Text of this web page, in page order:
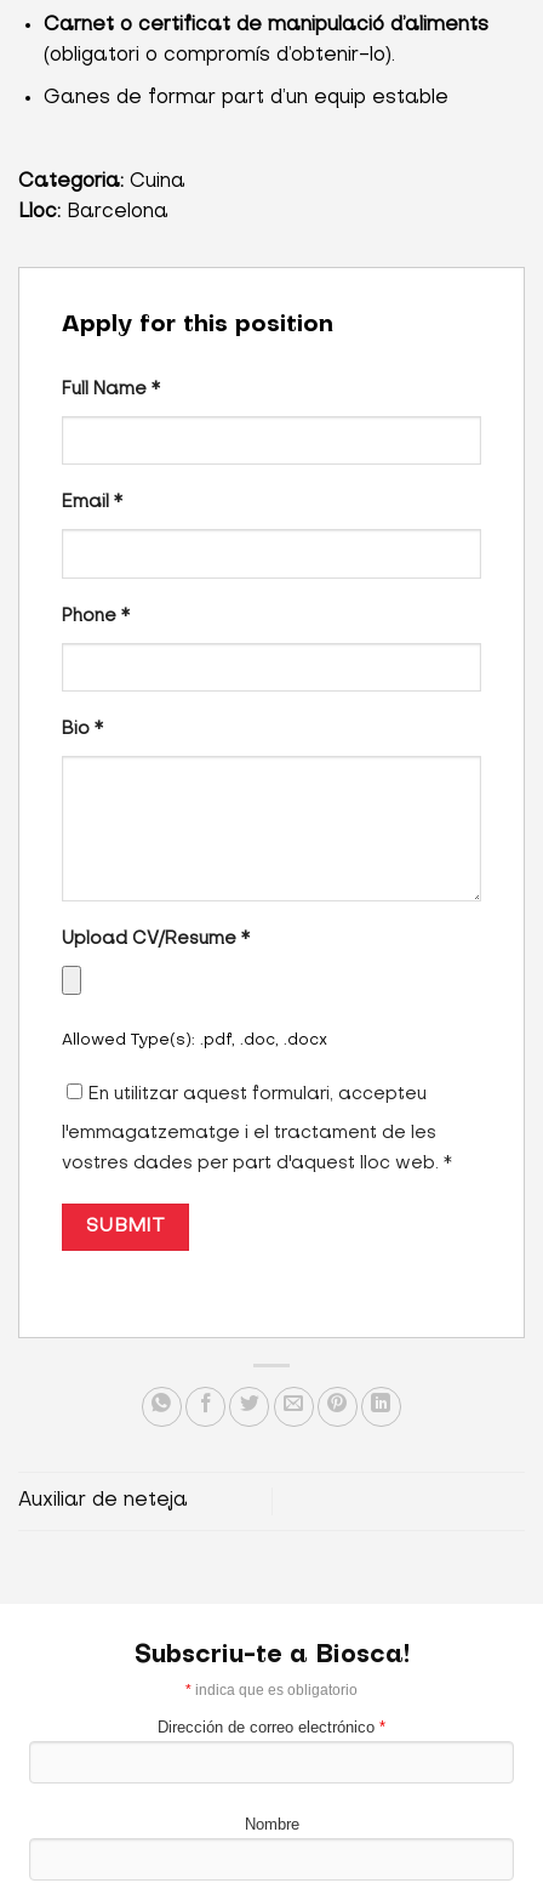
Carnet o certificat de manipulació d’aliments
(obligatori o compromís d’obtenir-lo).
Ganes de formar part d’un equip estable
Categoria: Cuina
Lloc: Barcelona
Apply for this position
Full Name *
Email *
Phone *
Bio *
Upload CV/Resume *
Allowed Type(s): .pdf, .doc, .docx
En utilitzar aquest formulari, accepteu
l'emmagatzematge i el tractament de les
vostres dades per part d'aquest lloc web. *
Auxiliar de neteja
Subscriu-te a Biosca!
* indica que es obligatorio
Dirección de correo electrónico *
Nombre